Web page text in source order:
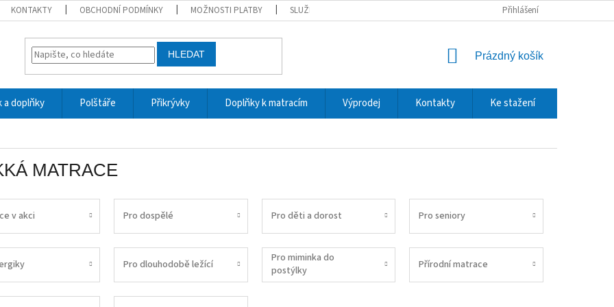
KONTAKTY OBCHODNÍ PODMÍNKY MOŽNOSTI PLATBY SLUŽBY A DOPRAVA REKLAMACE A VRÁCENÍ ZBOŽÍ OCHRANA
Přihlášení
HLEDAT
NÁKUPNÍ
Prázdný košík
a doplňky Polštáře Přikrývky Doplňky k matracím Výprodej Kontakty Ke stažení
MATRACE
v akci Pro dospělé Pro děti a dorost Pro seniory
Pro dlouhodobě ležící
Pro miminka do
postýlky
Přírodní matrace